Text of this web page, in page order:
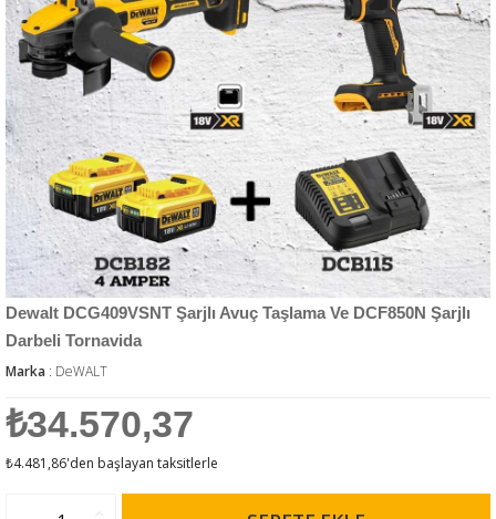
Dewalt DCG409VSNT Şarjlı Avuç Taşlama Ve DCF850N Şarjlı
Darbeli Tornavida
Marka : DeWALT
₺34.570,37
₺4.481,86'den başlayan taksitlerle